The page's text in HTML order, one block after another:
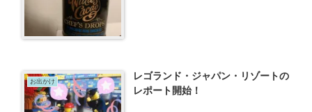
お出かけ
レゴランド・ジャパン・リゾートの
レポート開始！